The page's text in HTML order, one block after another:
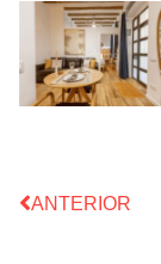
ANTERIOR